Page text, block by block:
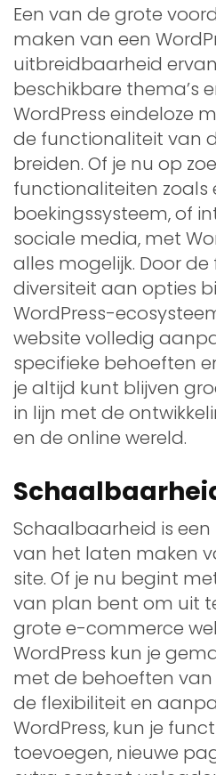
Een van de grote
maken van een
uitbreidbaarheid
beschikbare thema’s
WordPress eindeloze
de functionaliteit van
breiden. Of je nu op
functionaliteiten zoals
boekingssysteem, of
sociale media, met
alles mogelijk. Door de
diversiteit aan opties
WordPress-
website volledig
specifieke behoeften
je altijd kunt blijven
in lijn met de
en de online wereld.
Schaalbaarheid is
van het laten maken
site. Of je nu begint
van plan bent om uit
grote e-commerce
WordPress kun je
met de behoeften van
de flexibiliteit en
WordPress, kun je
toevoegen, nieuwe